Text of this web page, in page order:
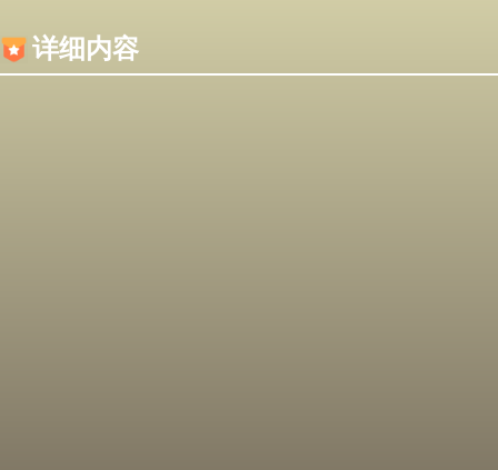
详细内容